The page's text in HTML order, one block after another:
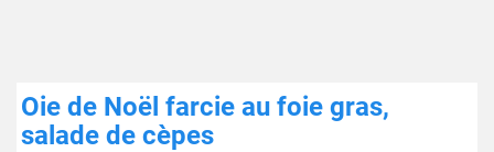
Oie de Noël farcie au foie gras,
salade de cèpes